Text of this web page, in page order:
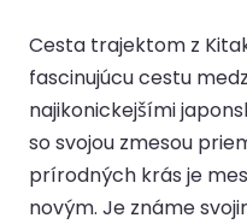
Cesta trajektom z
fascinujúcu cestu
najikonickejšími
so svojou zmesou
prírodných krás je
novým. Je známe